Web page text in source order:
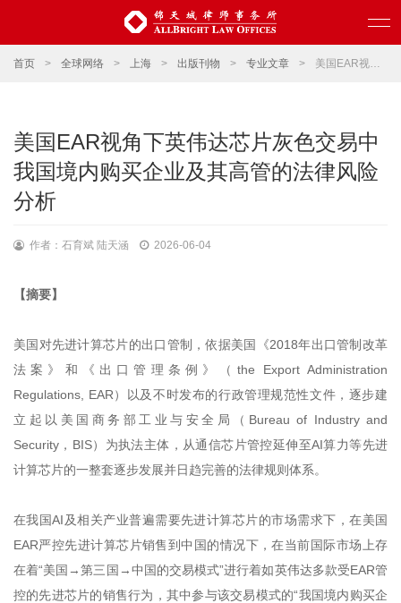
首页 > 全球网络 > 上海 > 出版刊物 > 专业文章 > 美国EAR视角下英伟达芯片灰色交易中我国境内购买企业及其高管的法律风险分析
美国EAR视角下英伟达芯片灰色交易中
我国境内购买企业及其高管的法律风险
分析
作者：石育斌 陆天涵 2026-06-04
【摘要】
美国对先进计算芯片的出口管制，依据美国《2018年出口管制改革
法案》和《出口管理条例》（the Export Administration
Regulations, EAR）以及不时发布的行政管理规范性文件，逐步建
立起以美国商务部工业与安全局（Bureau of Industry and
Security，BIS）为执法主体，从通信芯片管控延伸至AI算力等先进
计算芯片的一整套逐步发展并日趋完善的法律规则体系。
在我国AI及相关产业普遍需要先进计算芯片的市场需求下，在美国
EAR严控先进计算芯片销售到中国的情况下，在当前国际市场上存
在着“美国→第三国→中国的交易模式”进行着如英伟达多款受EAR管
控的先进芯片的销售行为，其中参与该交易模式的“我国境内购买企